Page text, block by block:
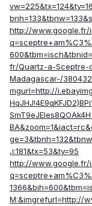
http://www.google.fr/
fr/Quartz-a-Sceptre-
Madagascar-/
mgurl=http://
,i:181&tx=53&ty=95
http://www.google.fr/
M:&imgrefurl=http://